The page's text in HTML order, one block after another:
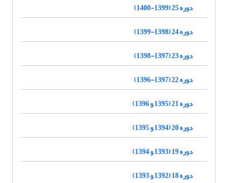
دوره 25 (1399-1400)
دوره 24 (1398-1399)
دوره 23 (1397-1398)
دوره 22 (1397-1396)
دوره 21 (1395 و 1396)
دوره 20 (1394 و 1395)
دوره 19 (1393 و 1394)
دوره 18 (1392 و 1393)